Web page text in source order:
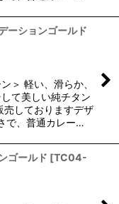
ションゴールド
＞ 軽い、滑らか、
て美しい純チタン
売しておりますデザ
で、普通カレー…
ールド [TC04-